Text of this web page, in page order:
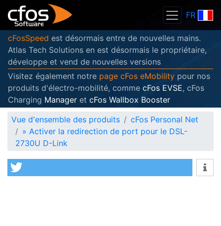
FR
cFosSpeed est désormais entre de nouvelles mains.
Atlas Tech Solutions en est désormais le propriétaire,
développe et vend de nouvelles versions
Visitez également notre page cFos eMobility pour nos
produits d'électro-mobilité, comme cFos EVSE, cFos
Charging Manager et cFos Wallbox Booster
Vue d'ensemble des produits
cFos Personal Net
» Activer la redirection de port pour le DSL-
2730U D-Link